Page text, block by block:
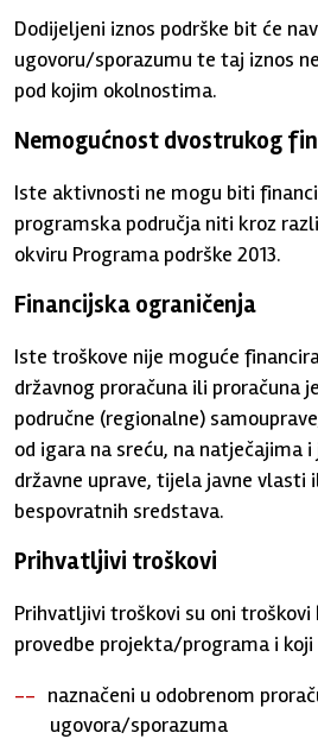
Dodijeljeni iznos podrške bit će
ugovoru/sporazumu te taj iznos
pod kojim okolnostima.
Nemogućnost dvostrukog
Iste aktivnosti ne mogu biti
programska područja niti kroz
okviru Programa podrške 2013.
Financijska ograničenja
Iste troškove nije moguće
državnog proračuna ili proračuna
područne (regionalne)
od igara na sreću, na natječajima
državne uprave, tijela javne vlasti
bespovratnih sredstava.
Prihvatljivi troškovi
Prihvatljivi troškovi su oni
provedbe projekta/programa i koji
naznačeni u odobrenom
ugovora/sporazuma